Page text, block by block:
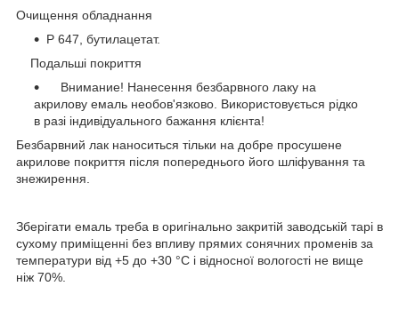
Очищення обладнання
Р 647, бутилацетат.
Подальші покриття
Внимание! Нанесення безбарвного лаку на
акрилову емаль необов'язково. Використовується рідко
в разі індивідуального бажання клієнта!
Безбарвний лак наноситься тільки на добре просушене
акрилове покриття після попереднього його шліфування та
знежирення.
Зберігати емаль треба в оригінально закритій заводській тарі в
сухому приміщенні без впливу прямих сонячних променів за
температури від +5 до +30 °C і відносної вологості не вище
ніж 70%.